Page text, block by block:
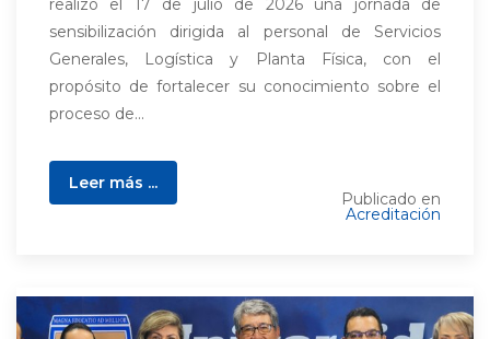
realizó el 17 de julio de 2026 una jornada de
sensibilización dirigida al personal de Servicios
Generales, Logística y Planta Física, con el
propósito de fortalecer su conocimiento sobre el
proceso de...
Leer más ...
Publicado en
Acreditación